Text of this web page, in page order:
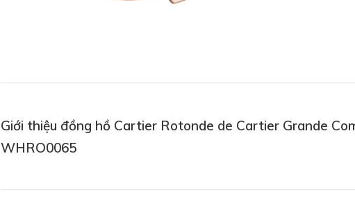
Giới thiệu đồng hồ Cartier Rotonde de Cartier Grande
WHRO0065